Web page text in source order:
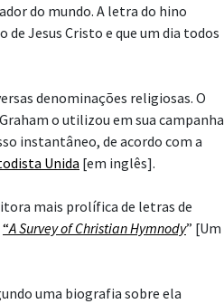
do mundo. A letra do hino
Jesus Cristo e que um dia todos
denominações religiosas. O
o utilizou em sua campanha
instantâneo, de acordo com a
Unida [em inglês].
mais prolífica de letras de
“A Survey of Christian Hymnody” [Um
uma biografia sobre ela